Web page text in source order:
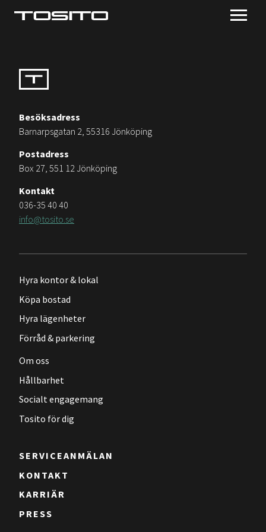
Besöksadress
Barnarpsgatan 2, 55316 Jönköping
Postadress
Box 27, 551 12 Jönköping
Kontakt
036-35 40 40
info@tosito.se
Hyra kontor & lokal
Köpa bostad
Hyra lägenheter
Förråd & parkering
Om oss
Hållbarhet
Socialt engagemang
Tosito för dig
SERVICEANMÄLAN
KONTAKT
KARRIÄR
PRESS